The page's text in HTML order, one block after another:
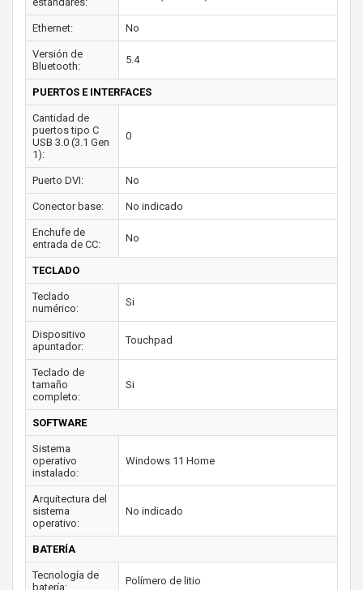
Ethernet: No
Versión de
Bluetooth:
5.4
PUERTOS E INTERFACES
Cantidad de
puertos tipo C
USB 3.0 (3.1 Gen
1):
0
Puerto DVI: No
Conector base: No indicado
Enchufe de
entrada de CC:
No
TECLADO
Teclado
numérico:
Si
Dispositivo
apuntador:
Touchpad
Teclado de
tamaño
completo:
Si
SOFTWARE
Sistema
operativo
instalado:
Windows 11 Home
Arquitectura del
sistema
operativo:
No indicado
BATERÍA
Tecnología de
batería:
Polímero de litio